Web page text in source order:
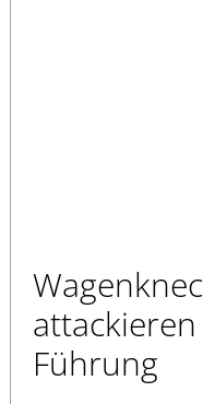
Führung